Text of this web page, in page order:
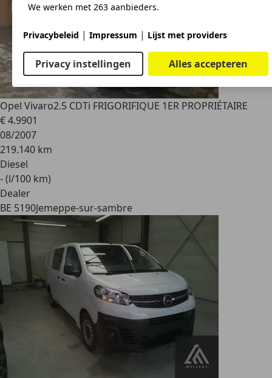
Opel Vivaro2.5 CDTi FRIGORIFIQUE 1ER PROPRIÉTAIRE
€ 4.9901
08/2007
219.140 km
Diesel
- (l/100 km)
Dealer
BE 5190Jemeppe-sur-sambre
We werken met 263 aanbieders.
Privacybeleid | Impressum | Lijst met providers
Privacy instellingen Alles accepteren